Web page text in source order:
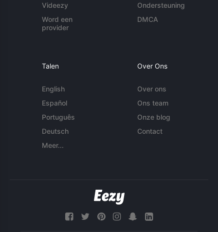
Videezy
Word een
provider
Ondersteuning
DMCA
Talen
English
Español
Português
Deutsch
Meer...
Over Ons
Over ons
Ons team
Onze blog
Contact